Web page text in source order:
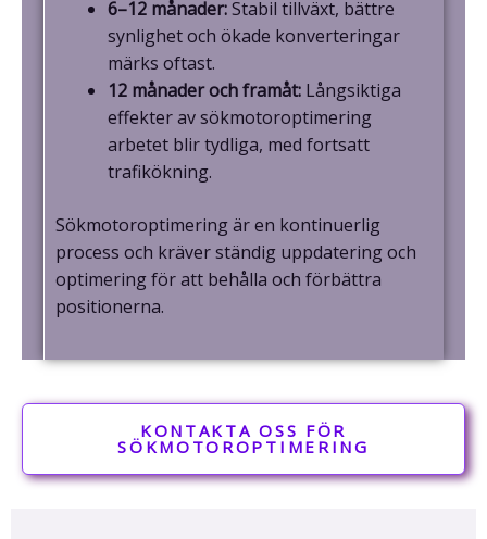
6–12 månader:Stabil tillväxt, bättre
synlighet och ökade konverteringar
märks oftast.
12 månader och framåt: Långsiktiga
effekter av sökmotoroptimering
arbetet blir tydliga, med fortsatt
trafikökning.
Sökmotoroptimering är en kontinuerlig
process och kräver ständig uppdatering och
optimering för att behålla och förbättra
positionerna.
KONTAKTA OSS FÖR
SÖKMOTOROPTIMERING